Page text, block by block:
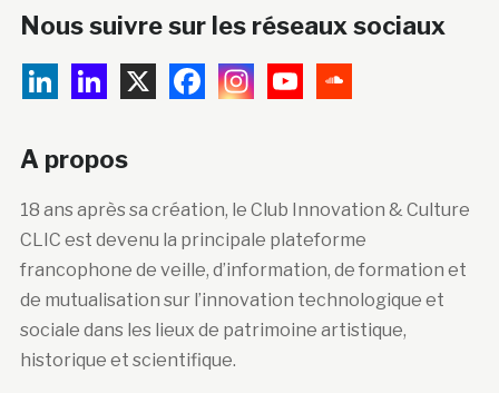
Nous suivre sur les réseaux sociaux
A propos
18 ans après sa création, le Club Innovation & Culture
CLIC est devenu la principale plateforme
francophone de veille, d’information, de formation et
de mutualisation sur l’innovation technologique et
sociale dans les lieux de patrimoine artistique,
historique et scientifique.